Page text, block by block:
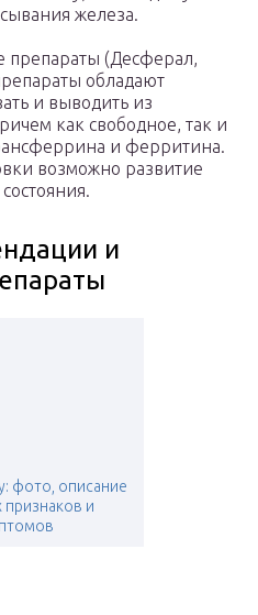
железа.
(Десферал,
обладают
и выводить из
как свободное, так и
и ферритина.
возможно развитие
и
фото, описание
и